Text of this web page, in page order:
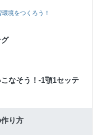
境をつくろう！
なそう！-1顎1セッテ
り方